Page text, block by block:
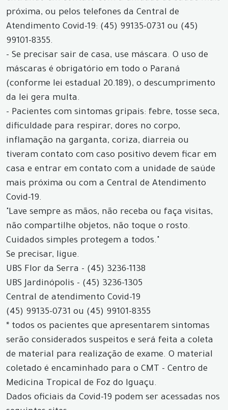
próxima, ou pelos telefones da Central de
Atendimento Covid-19: (45) 99135-0731 ou (45)
99101-8355.
- Se precisar sair de casa, use máscara. O uso de
máscaras é obrigatório em todo o Paraná
(conforme lei estadual 20.189), o descumprimento
da lei gera multa.
- Pacientes com sintomas gripais: febre, tosse seca,
dificuldade para respirar, dores no corpo,
inflamação na garganta, coriza, diarreia ou
tiveram contato com caso positivo devem ficar em
casa e entrar em contato com a unidade de saúde
mais próxima ou com a Central de Atendimento
Covid-19.
"Lave sempre as mãos, não receba ou faça visitas,
não compartilhe objetos, não toque o rosto.
Cuidados simples protegem a todos."
Se precisar, ligue.
UBS Flor da Serra - (45) 3236-1138
UBS Jardinópolis - (45) 3236-1305
Central de atendimento Covid-19
(45) 99135-0731 ou (45) 99101-8355
* todos os pacientes que apresentarem sintomas
serão considerados suspeitos e será feita a coleta
de material para realização de exame. O material
coletado é encaminhado para o CMT - Centro de
Medicina Tropical de Foz do Iguaçu.
Dados oficiais da Covid-19 podem ser acessadas nos